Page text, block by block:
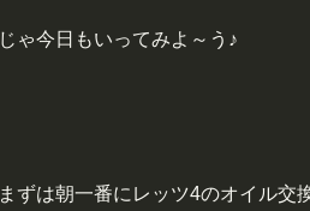
じゃ今日もいってみよ～う♪
まずは朝一番にレッツ4のオイル交